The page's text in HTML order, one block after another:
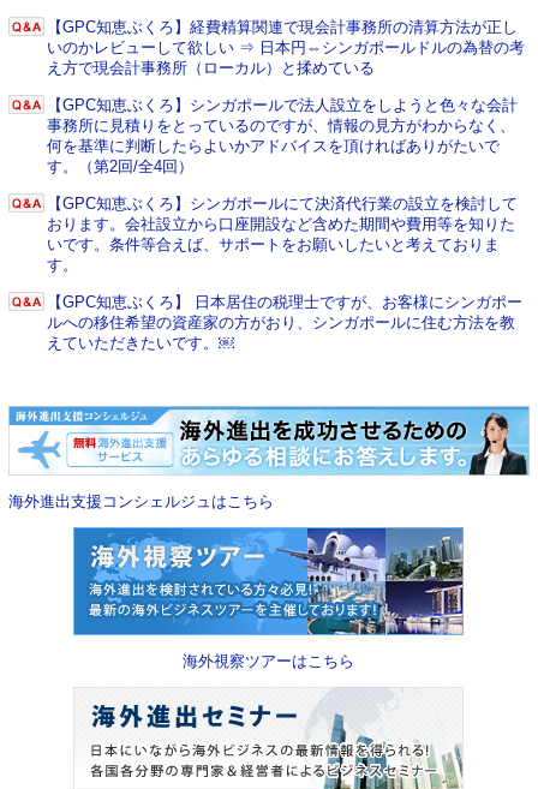
【GPC知恵ぶくろ】経費精算関連で現会計事務所の清算方法が正し
いのかレビューして欲しい ⇒ 日本円⇔シンガポールドルの為替の考
え方で現会計事務所（ローカル）と揉めている
【GPC知恵ぶくろ】シンガポールで法人設立をしようと色々な会計
事務所に見積りをとっているのですが、情報の見方がわからなく、
何を基準に判断したらよいかアドバイスを頂ければありがたいで
す。（第2回/全4回）
【GPC知恵ぶくろ】シンガポールにて決済代行業の設立を検討して
おります。会社設立から口座開設など含めた期間や費用等を知りた
いです。条件等合えば、サポートをお願いしたいと考えておりま
す。
【GPC知恵ぶくろ】 日本居住の税理士ですが、お客様にシンガポー
ルへの移住希望の資産家の方がおり、シンガポールに住む方法を教
えていただきたいです。￼
海外進出支援コンシェルジュはこちら
海外視察ツアーはこちら